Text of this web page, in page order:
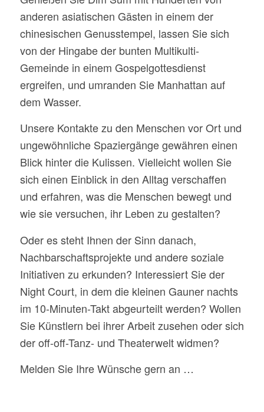
anderen asiatischen Gästen in einem der
chinesischen Genusstempel, lassen Sie sich
von der Hingabe der bunten Multikulti-
Gemeinde in einem Gospelgottesdienst
ergreifen, und umranden Sie Manhattan auf
dem Wasser.
Unsere Kontakte zu den Menschen vor Ort und
ungewöhnliche Spaziergänge gewähren einen
Blick hinter die Kulissen. Vielleicht wollen Sie
sich einen Einblick in den Alltag verschaffen
und erfahren, was die Menschen bewegt und
wie sie versuchen, ihr Leben zu gestalten?
Oder es steht Ihnen der Sinn danach,
Nachbarschaftsprojekte und andere soziale
Initiativen zu erkunden? Interessiert Sie der
Night Court, in dem die kleinen Gauner nachts
im 10-Minuten-Takt abgeurteilt werden? Wollen
Sie Künstlern bei ihrer Arbeit zusehen oder sich
der off-off-Tanz- und Theaterwelt widmen?
Melden Sie Ihre Wünsche gern an …